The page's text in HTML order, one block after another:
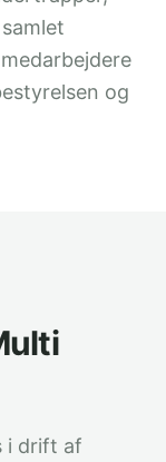
og
i drift af